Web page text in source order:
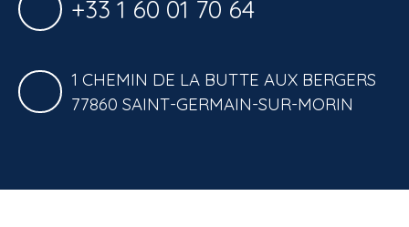
+33 1 60 01 70 64
1 CHEMIN DE LA BUTTE AUX BERGERS
77860 SAINT-GERMAIN-SUR-MORIN